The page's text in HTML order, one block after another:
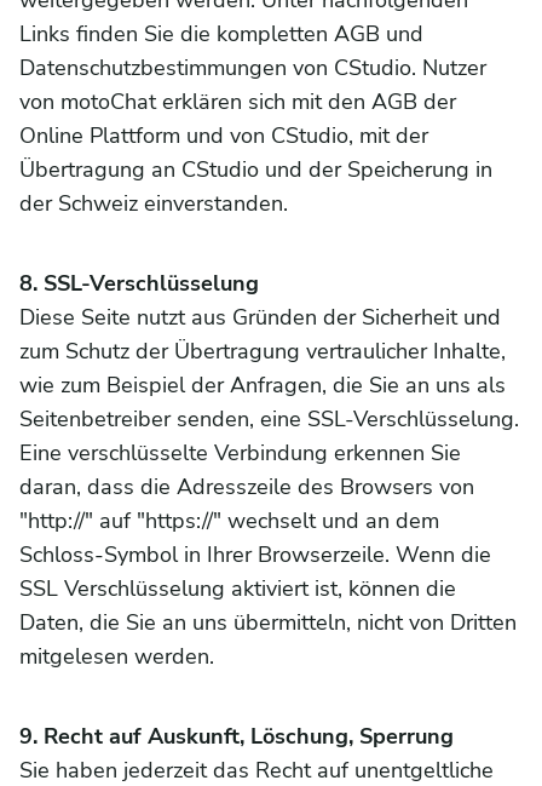
Links finden Sie die kompletten AGB und
Datenschutzbestimmungen von CStudio. Nutzer
von motoChat erklären sich mit den AGB der
Online Plattform und von CStudio, mit der
Übertragung an CStudio und der Speicherung in
der Schweiz einverstanden.
8. SSL-Verschlüsselung
Diese Seite nutzt aus Gründen der Sicherheit und
zum Schutz der Übertragung vertraulicher Inhalte,
wie zum Beispiel der Anfragen, die Sie an uns als
Seitenbetreiber senden, eine SSL-Verschlüsselung.
Eine verschlüsselte Verbindung erkennen Sie
daran, dass die Adresszeile des Browsers von
"http://" auf "https://" wechselt und an dem
Schloss-Symbol in Ihrer Browserzeile. Wenn die
SSL Verschlüsselung aktiviert ist, können die
Daten, die Sie an uns übermitteln, nicht von Dritten
mitgelesen werden.
9. Recht auf Auskunft, Löschung, Sperrung
Sie haben jederzeit das Recht auf unentgeltliche